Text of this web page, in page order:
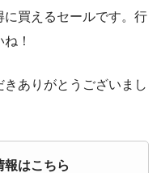
買えるセールです。行
！
ありがとうございまし
はこちら